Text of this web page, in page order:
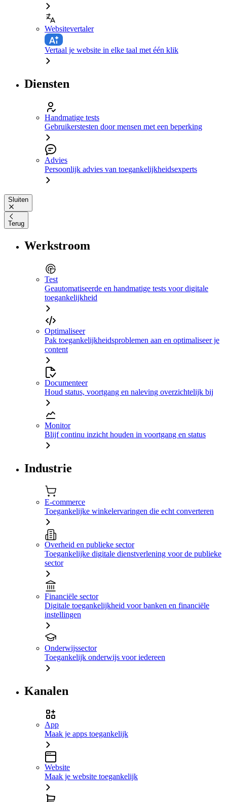
Websitevertaler
Vertaal je website in elke taal met één klik
Diensten
Handmatige tests
Gebruikerstesten door mensen met een beperking
Advies
Persoonlijk advies van toegankelijkheidsexperts
Sluiten
Terug
Werkstroom
Test
Geautomatiseerde en handmatige tests voor digitale
toegankelijkheid
Optimaliseer
Pak toegankelijkheidsproblemen aan en optimaliseer je
content
Documenteer
Houd status, voortgang en naleving overzichtelijk bij
Monitor
Blijf continu inzicht houden in voortgang en status
Industrie
E-commerce
Toegankelijke winkelervaringen die echt converteren
Overheid en publieke sector
Toegankelijke digitale dienstverlening voor de publieke
sector
Financiële sector
Digitale toegankelijkheid voor banken en financiële
instellingen
Onderwijssector
Toegankelijk onderwijs voor iedereen
Kanalen
App
Maak je apps toegankelijk
Website
Maak je website toegankelijk